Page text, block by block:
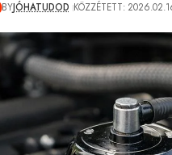
BYJÓHATUDOD KÖZZÉTETT: